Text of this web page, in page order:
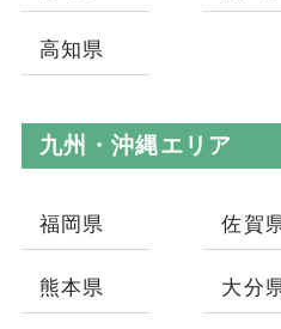
高知県
九州・沖縄エリア
福岡県 佐賀
熊本県 大分